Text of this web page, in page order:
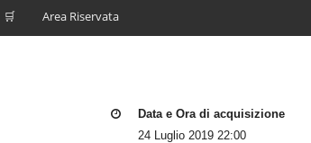
🛒 Area Riservata
Data e Ora di acquisizione
24 Luglio 2019 22:00